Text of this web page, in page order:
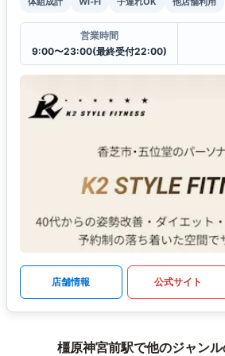
営業時間
9:00〜23:00(最終受付22:00)
店舗情報 公式サイト
橿原神宮前駅で他のジャン